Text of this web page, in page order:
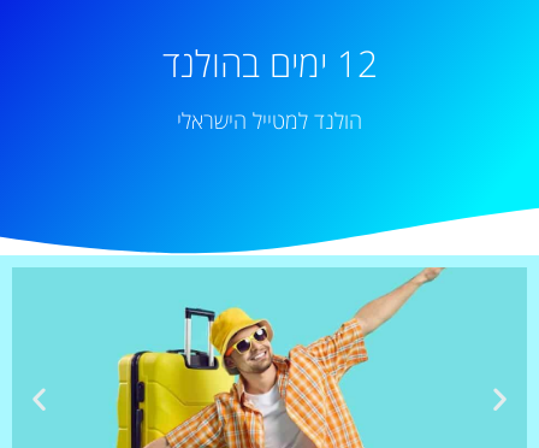
12 ימים בהולנד
הולנד למטייל הישראלי